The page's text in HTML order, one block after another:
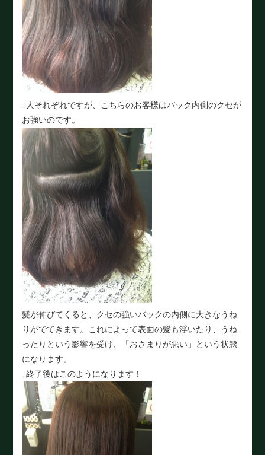
↓人それぞれですが、こちらのお客様はバック内側のクセが
お強いのです。
髪が伸びてくると、クセの強いバックの内側に大きなうね
りがでてきます。これによって表面の髪も浮いたり、うね
ったりという影響を受け、「おさまりが悪い」という状態
になります。
↓終了後はこのようになります！